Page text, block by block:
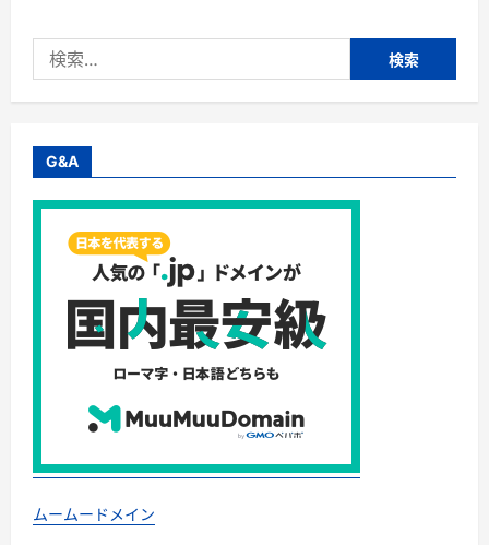
届
メ
ー
詐
判
From:
“信
用
金
庫”
に
つ
い
さ
ら
読
む
索:
G&A
ムームードメイン